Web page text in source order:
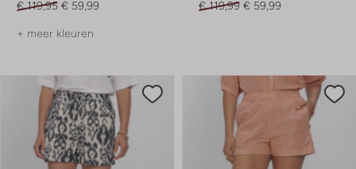
€ 119,95 € 59,99
+ meer kleuren
€ 119,99 € 59,99